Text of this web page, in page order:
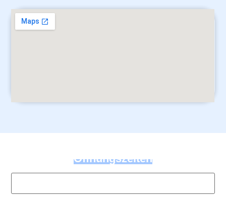
Öffnungszeiten